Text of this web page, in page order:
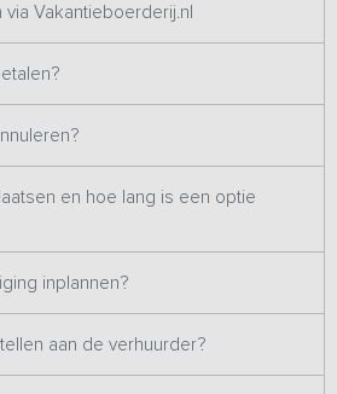
Vakantieboerderij.nl
en hoe lang is een optie
inplannen?
aan de verhuurder?